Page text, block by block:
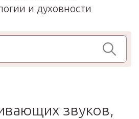
и духовности
звуков,